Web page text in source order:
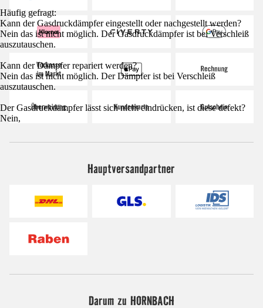
Häufig gefragt:
Kann der Gasdruckdämpfer eingestellt oder nachgestellt werden?
Nein das ist nicht möglich. Der Gasdruckdämpfer ist bei Verschleiß
auszutauschen.
Kann der Dämpfer repariert werden?
Nein das ist nicht möglich. Der Dämpfer ist bei Verschleiß
auszutauschen.
Der Gasdruckdämpfer lässt sich nicht eindrücken, ist diese defekt?
Nein,
Hauptversandpartner
Darum zu HORNBACH